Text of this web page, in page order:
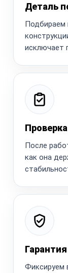
Деталь
Подбираем
исключает
После
как она
Фиксируем